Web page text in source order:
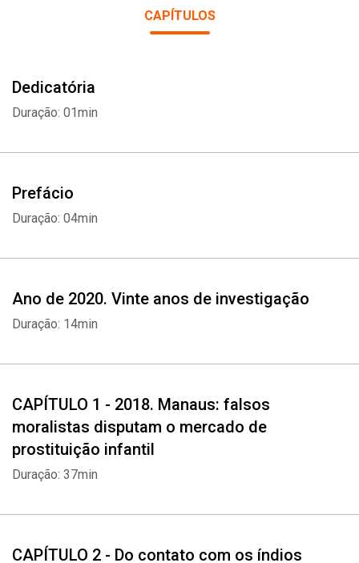
sangue frio, astúcia e inteligência, o autor se embrenhou por
a atuação de pedófilos poderosos. Gente que muitas vezes se diz
defensora da moral e dos bons costumes. Muitas crianças devem
CAPÍTULOS
Dedicatória
Duração: 01min
Prefácio
Duração: 04min
Ano de 2020. Vinte anos de investigação
Duração: 14min
CAPÍTULO 1 - 2018. Manaus: falsos
moralistas disputam o mercado de
prostituição infantil
Duração: 37min
CAPÍTULO 2 - Do contato com os índios